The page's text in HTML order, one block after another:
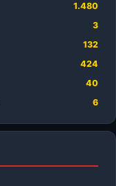
1.480
3
132
424
40
6